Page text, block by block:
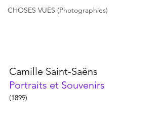
CHOSES VUES (Photographies)
Camille Saint-Saëns
Portraits et Souvenirs
(1899)